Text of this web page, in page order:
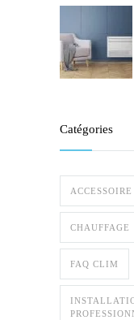
Catégories
CHAUFFAGE
FAQ CLIM